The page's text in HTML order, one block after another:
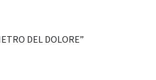
DEL DOLORE”